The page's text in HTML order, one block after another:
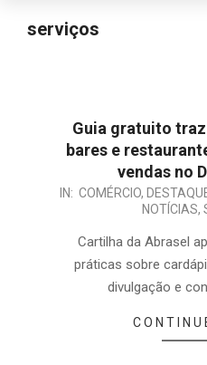
serviços
Guia gratuito
bares e
vendas no
IN: COMÉRCIO,
NOTÍCIAS,
Cartilha da Abrasel
práticas sobre
divulgação e